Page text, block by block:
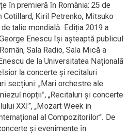
în premieră în România: 25 de
Cotillard, Kiril Petrenko, Mitsuko
talie mondială. Ediția 2019 a
Enescu își așteaptă publicul
Sala Radio, Sala Mică a
de la Universitatea Națională
la concerte și recitaluri
secțiuni: „Mari orchestre ale
nopții”, „Recitaluri și concerte
XXI”, „Mozart Week in
al Compozitorilor”. De
și evenimente în